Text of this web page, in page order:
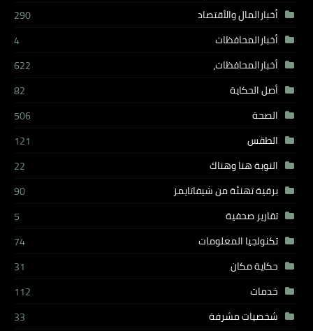
أخبارالمال والأقتصاد
290
أخبارالمحافظات
4
أخبارالمحافظات،
622
أصل الحكاية
82
الصحة
506
الطقس
121
النوبة هنا وهناك
22
برقية تهنئة من شيفاتايمز
90
تقارير صحفية
5
تكنولجيا المعلومات
74
حكاية مكان
31
خدمات
112
شخصيات مشرفة
33